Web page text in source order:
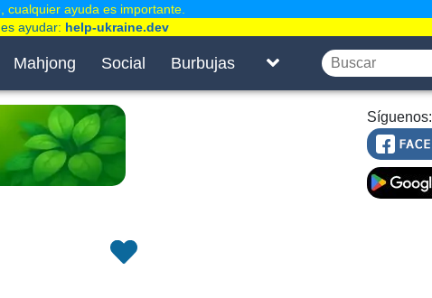
Mahjong Social Burbujas
Síguenos:
cualquier ayuda es importante.
ayudar: help-ukraine.dev